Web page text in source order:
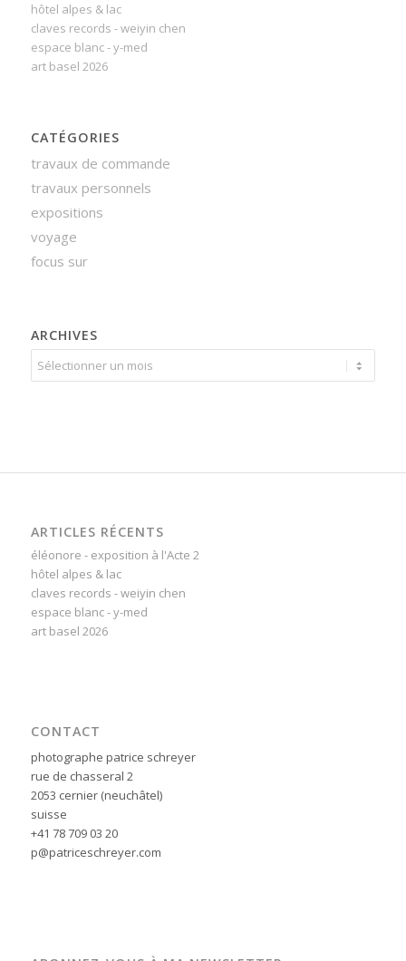
hôtel alpes & lac
claves records - weiyin chen
espace blanc - y-med
art basel 2026
CATÉGORIES
travaux de commande
travaux personnels
expositions
voyage
focus sur
ARCHIVES
ARTICLES RÉCENTS
éléonore - exposition à l'Acte 2
hôtel alpes & lac
claves records - weiyin chen
espace blanc - y-med
art basel 2026
CONTACT
photographe patrice schreyer
rue de chasseral 2
2053 cernier (neuchâtel)
suisse
+41 78 709 03 20
p@patriceschreyer.com